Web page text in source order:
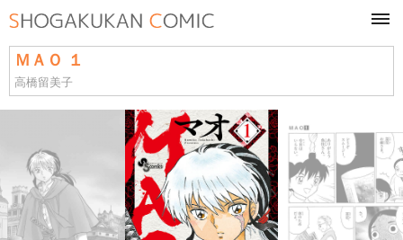
ＭＡＯ １
高橋留美子